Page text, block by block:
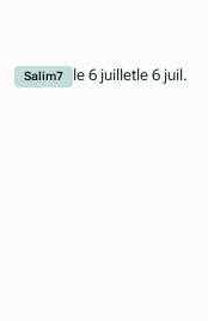
Salim7 le 6 juilletle 6 juil.